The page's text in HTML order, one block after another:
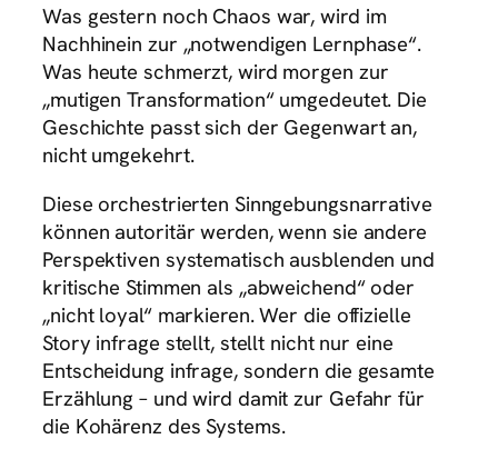
Was gestern noch Chaos war, wird im
Nachhinein zur „notwendigen Lernphase“.
Was heute schmerzt, wird morgen zur
„mutigen Transformation“ umgedeutet. Die
Geschichte passt sich der Gegenwart an,
nicht umgekehrt.
Diese orchestrierten Sinngebungsnarrative
können autoritär werden, wenn sie andere
Perspektiven systematisch ausblenden und
kritische Stimmen als „abweichend“ oder
„nicht loyal“ markieren. Wer die offizielle
Story infrage stellt, stellt nicht nur eine
Entscheidung infrage, sondern die gesamte
Erzählung – und wird damit zur Gefahr für
die Kohärenz des Systems.